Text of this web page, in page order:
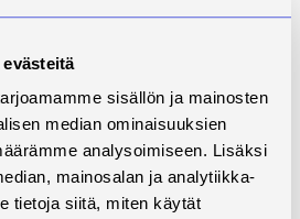
sisällön ja mainosten
median ominaisuuksien
analysoimiseen. Lisäksi
mainosalan ja analytiikka-
tietoja siitä, miten käytät
orgaanisen kuiva-aineen
pitoisuudet.